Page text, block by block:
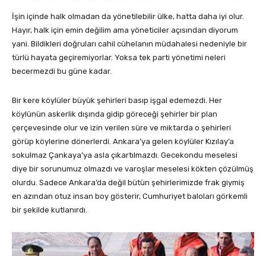
İşin içinde halk olmadan da yönetilebilir ülke, hatta daha iyi olur.
Hayır, halk için emin değilim ama yöneticiler açısından diyorum
yani. Bildikleri doğruları cahil cühelanın müdahalesi nedeniyle bir
türlü hayata geçiremiyorlar. Yoksa tek parti yönetimi neleri
becermezdi bu güne kadar.
Bir kere köylüler büyük şehirleri basıp işgal edemezdi. Her
köylünün askerlik dışında gidip göreceği şehirler bir plan
çerçevesinde olur ve izin verilen süre ve miktarda o şehirleri
görüp köylerine dönerlerdi. Ankara’ya gelen köylüler Kızılay’a
sokulmaz Çankaya’ya asla çıkartılmazdı. Gecekondu meselesi
diye bir sorunumuz olmazdı ve varoşlar meselesi kökten çözülmüş
olurdu. Sadece Ankara’da değil bütün şehirlerimizde frak giymiş
en azından otuz insan boy gösterir, Cumhuriyet baloları görkemli
bir şekilde kutlanırdı.